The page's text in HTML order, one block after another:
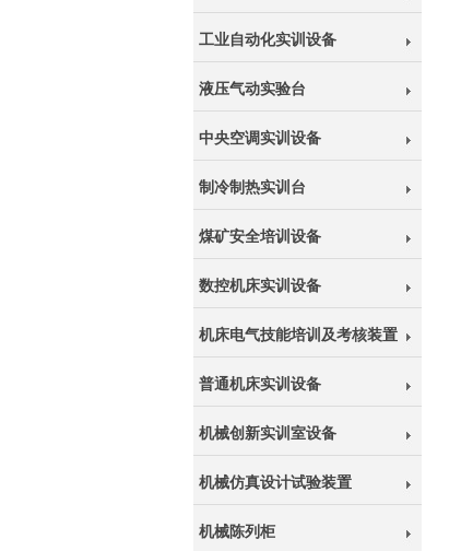
工业自动化实训设备
液压气动实验台
中央空调实训设备
制冷制热实训台
煤矿安全培训设备
数控机床实训设备
机床电气技能培训及考核装置
普通机床实训设备
机械创新实训室设备
机械仿真设计试验装置
机械陈列柜